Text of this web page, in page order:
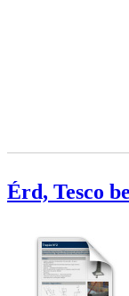
Érd, Tesco